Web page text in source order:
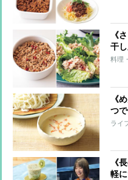
《
干
て…
料理
《
つ
レシ
ライ
《
軽